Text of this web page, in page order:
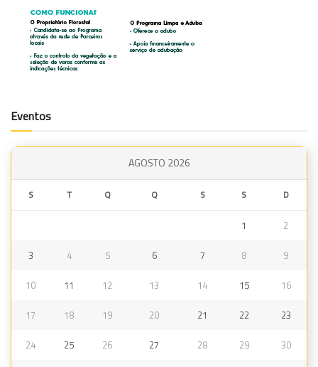
Eventos
AGOSTO 2026
S T Q Q S S D
1 2
3 4 5 6 7 8 9
10 11 12 13 14 15 16
17 18 19 20 21 22 23
24 25 26 27 28 29 30